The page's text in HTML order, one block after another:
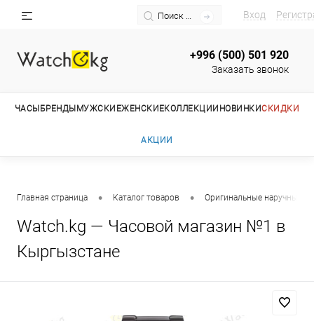
Вход
+996 (500) 501 920
Заказать звонок
ЧАСЫ БРЕНДЫ МУЖСКИЕЖЕНСКИЕКОЛЛЕКЦИИ НОВИНКИСКИДКИ
АКЦИИ
Главная страница • Каталог товаров • Оригинальные наручные
Watch.kg — Часовой магазин №1 в
Кыргызстане